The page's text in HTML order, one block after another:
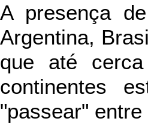
A presença
Argentina,
que até
continentes
"passear"